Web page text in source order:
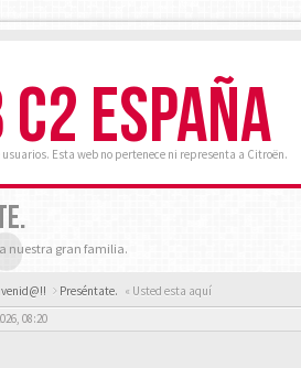
C2 ESPAÑA
Esta web no pertenece ni representa a Citroën.
nuestra gran familia.
Preséntate. « Usted esta aquí
08:20